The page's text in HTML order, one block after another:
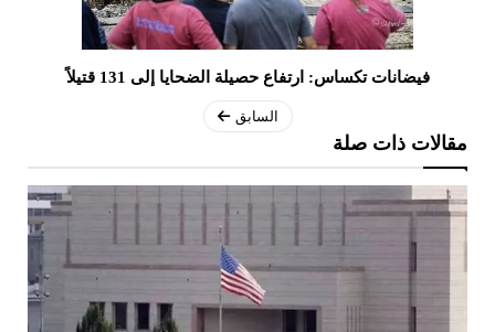
فيضانات تكساس: ارتفاع حصيلة الضحايا إلى 131 قتيلاً
السابق
مقالات ذات صلة